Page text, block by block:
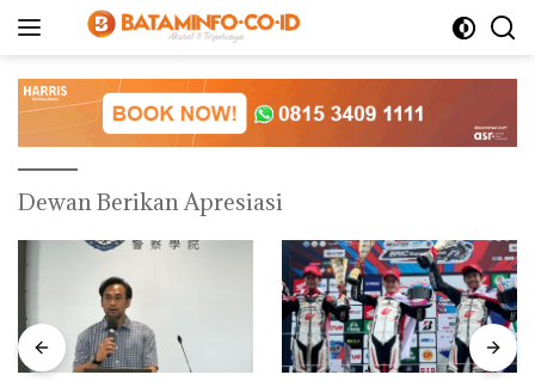
Dewan Berikan Apresiasi